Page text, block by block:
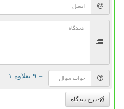
= ۹ بعلاوه ۱
درج دیدگاه